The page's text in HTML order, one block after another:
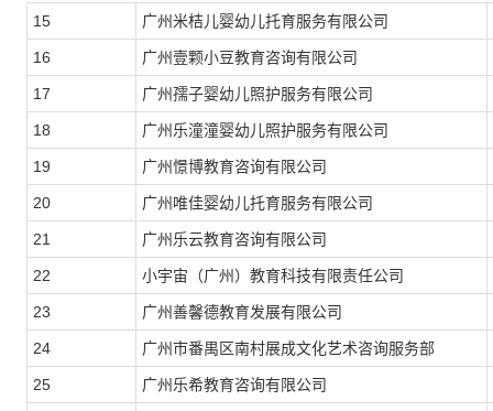
15 广州米桔儿婴幼儿托育服务有限公司
16 广州壹颗小豆教育咨询有限公司
17 广州孺子婴幼儿照护服务有限公司
18 广州乐潼潼婴幼儿照护服务有限公司
19 广州憬博教育咨询有限公司
20 广州唯佳婴幼儿托育服务有限公司
21 广州乐云教育咨询有限公司
22 小宇宙（广州）教育科技有限责任公司
23 广州善馨德教育发展有限公司
24 广州市番禺区南村展成文化艺术咨询服务部
25 广州乐希教育咨询有限公司